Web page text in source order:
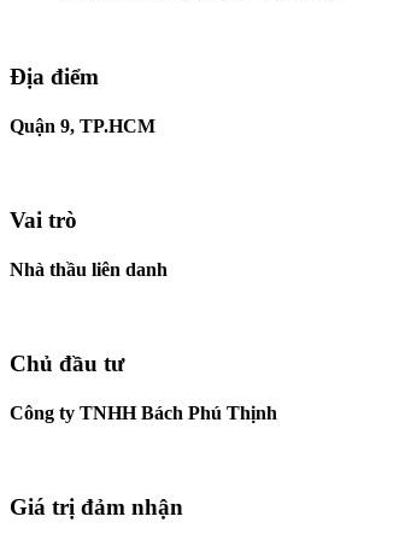
Địa điểm
Quận 9, TP.HCM
Vai trò
Nhà thầu liên danh
Chủ đầu tư
Công ty TNHH Bách Phú Thịnh
Giá trị đảm nhận